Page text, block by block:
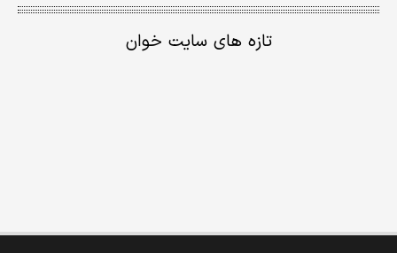
تازه های سایت خوان